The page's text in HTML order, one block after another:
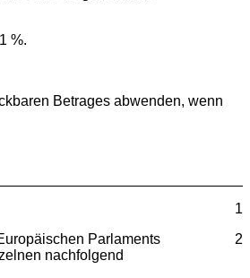
%.
Betrages abwenden, wenn
1
2
Parlaments
nachfolgend